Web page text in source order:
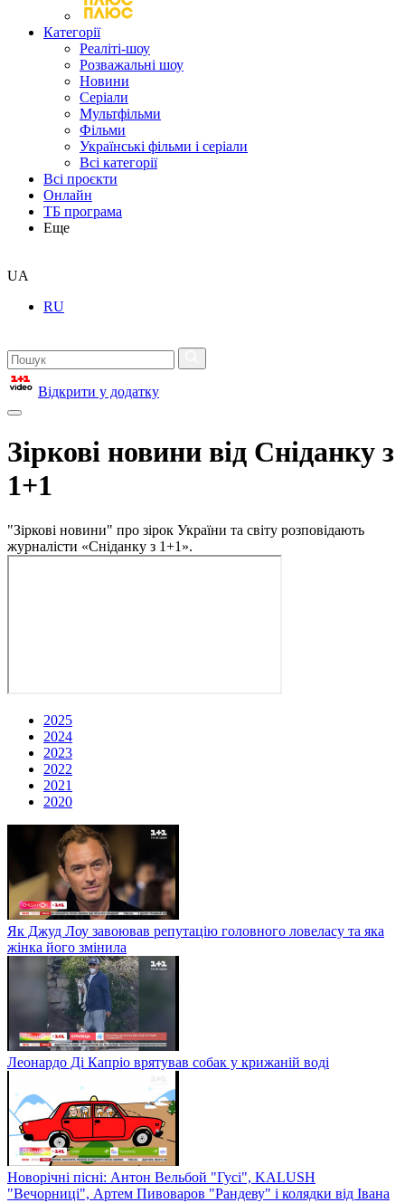
Категорії
Реаліті-шоу
Розважальні шоу
Новини
Серіали
Мультфільми
Фільми
Українські фільми і серіали
Всі категорії
Всі проєкти
Онлайн
ТБ програма
Еще
UA
RU
Відкрити у додатку
Зіркові новини від Сніданку з
1+1
"Зіркові новини" про зірок України та світу розповідають
журналісти «Сніданку з 1+1».
2025
2024
2023
2022
2021
2020
Як Джуд Лоу завоював репутацію головного ловеласу та яка
жінка його змінила
Леонардо Ді Капріо врятував собак у крижаній воді
Новорічні пісні: Антон Вельбой "Гусі", KALUSH
"Вечорниці", Артем Пивоваров "Рандеву" і колядки від Івана